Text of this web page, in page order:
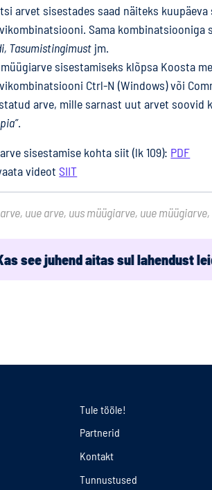
arvet sisestades saad näiteks
Sama kombinatsiooniga
Tasumistingimust jm.
sisestamiseks klõpsa Koosta
Ctrl-N (Windows) või
arve, mille sarnast uut arvet soovid
.
sisestamise kohta siit (lk 109): PDF
videot SIIT
uue arve, uus müügiarve, uue
see juhend aitas sul lahendust
Tule tööle!
Partnerid
Kontakt
Tunnustused